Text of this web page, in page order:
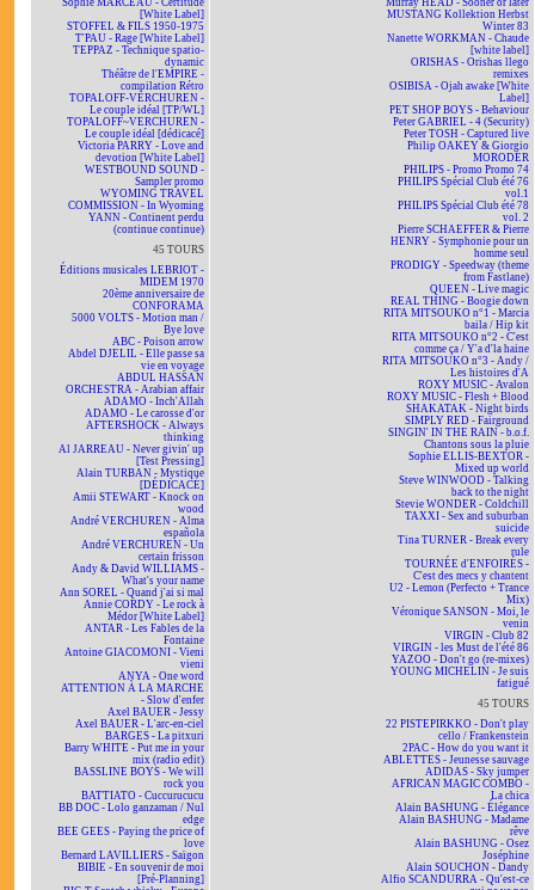
Sophie MARCEAU - Certitude
[White Label]
STOFFEL & FILS 1950-1975
T'PAU - Rage [White Label]
TEPPAZ - Technique spatio-
dynamic
Théâtre de l'EMPIRE -
compilation Rétro
TOPALOFF-VERCHUREN -
Le couple idéal [TP/WL]
TOPALOFF~VERCHUREN -
Le couple idéal [dédicacé]
Victoria PARRY - Love and
devotion [White Label]
WESTBOUND SOUND -
Sampler promo
WYOMING TRAVEL
COMMISSION - In Wyoming
YANN - Continent perdu
(continue continue)
45 TOURS
Éditions musicales LEBRIOT -
MIDEM 1970
20ème anniversaire de
CONFORAMA
5000 VOLTS - Motion man /
Bye love
ABC - Poison arrow
Abdel DJELIL - Elle passe sa
vie en voyage
ABDUL HASSAN
ORCHESTRA - Arabian affair
ADAMO - Inch'Allah
ADAMO - Le carosse d'or
AFTERSHOCK - Always
thinking
Al JARREAU - Never givin' up
[Test Pressing]
Alain TURBAN - Mystique
[DÉDICACÉ]
Amii STEWART - Knock on
wood
André VERCHUREN - Alma
española
André VERCHUREN - Un
certain frisson
Andy & David WILLIAMS -
What's your name
Ann SOREL - Quand j'ai si mal
Annie CORDY - Le rock à
Médor [White Label]
ANTAR - Les Fables de la
Fontaine
Antoine GIACOMONI - Vieni
vieni
ANYA - One word
ATTENTION À LA MARCHE
- Slow d'enfer
Axel BAUER - Jessy
Axel BAUER - L'arc-en-ciel
BARGES - La pitxuri
Barry WHITE - Put me in your
mix (radio edit)
BASSLINE BOYS - We will
rock you
BATTIATO - Cuccurucucu
BB DOC - Lolo ganzaman / Nul
edge
BEE GEES - Paying the price of
love
Bernard LAVILLIERS - Saïgon
BIBIE - En souvenir de moi
[Pré-Planning]
Murray HEAD - Sooner or later
MUSTANG Kollektion Herbst
Winter 83
Nanette WORKMAN - Chaude
[white label]
ORISHAS - Orishas llego
remixes
OSIBISA - Ojah awake [White
Label]
PET SHOP BOYS - Behaviour
Peter GABRIEL - 4 (Security)
Peter TOSH - Captured live
Philip OAKEY & Giorgio
MORODER
PHILIPS - Promo Promo 74
PHILIPS Spécial Club été 76
vol.1
PHILIPS Spécial Club été 78
vol. 2
Pierre SCHAEFFER & Pierre
HENRY - Symphonie pour un
homme seul
PRODIGY - Speedway (theme
from Fastlane)
QUEEN - Live magic
REAL THING - Boogie down
RITA MITSOUKO n°1 - Marcia
baila / Hip kit
RITA MITSOUKO n°2 - C'est
comme ça / Y'a d'la haine
RITA MITSOUKO n°3 - Andy /
Les histoires d'A
ROXY MUSIC - Avalon
ROXY MUSIC - Flesh + Blood
SHAKATAK - Night birds
SIMPLY RED - Fairground
SINGIN' IN THE RAIN - b.o.f.
Chantons sous la pluie
Sophie ELLIS-BEXTOR -
Mixed up world
Steve WINWOOD - Talking
back to the night
Stevie WONDER - Coldchill
TAXXI - Sex and suburban
suicide
Tina TURNER - Break every
rule
TOURNÉE d'ENFOIRÉS -
C'est des mecs y chantent
U2 - Lemon (Perfecto + Trance
Mix)
Véronique SANSON - Moi, le
venin
VIRGIN - Club 82
VIRGIN - les Must de l'été 86
YAZOO - Don't go (re-mixes)
YOUNG MICHELIN - Je suis
fatigué
45 TOURS
22 PISTEPIRKKO - Don't play
cello / Frankenstein
2PAC - How do you want it
ABLETTES - Jeunesse sauvage
ADIDAS - Sky jumper
AFRICAN MAGIC COMBO -
La chica
Alain BASHUNG - Élégance
Alain BASHUNG - Madame
rêve
Alain BASHUNG - Osez
Joséphine
Alain SOUCHON - Dandy
Alfio SCANDURRA - Qu'est-ce